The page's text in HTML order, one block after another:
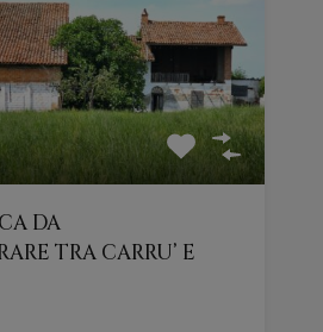
DA
TRA CARRU’ E